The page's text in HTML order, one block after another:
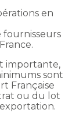
en
fournisseurs
importante,
sont
Française
ou du lot